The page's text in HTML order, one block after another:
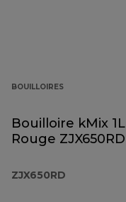
BOUILLOIRES
Bouilloire kMix 1L
Rouge ZJX650RD
ZJX650RD